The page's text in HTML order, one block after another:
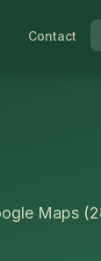
Contact
Maps